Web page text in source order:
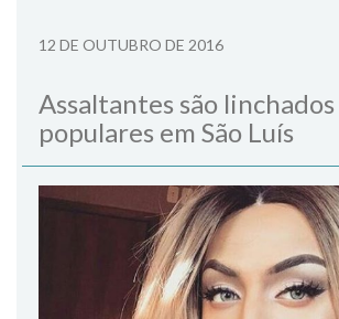
12 DE OUTUBRO DE 2016
Assaltantes são
populares em São Luís